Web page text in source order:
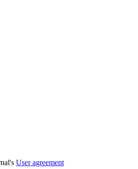
User agreement